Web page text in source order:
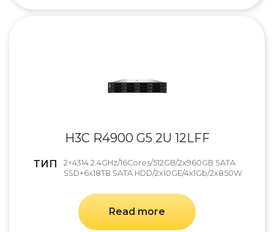
H3C R4900 G5 2U 12LFF
ТИП
2×4314 2.4GHz/16Cores/512GB/2x960GB SATA
SSD+6x18TB SATA HDD/2x10GE/4x1Gb/2x850W
Read more